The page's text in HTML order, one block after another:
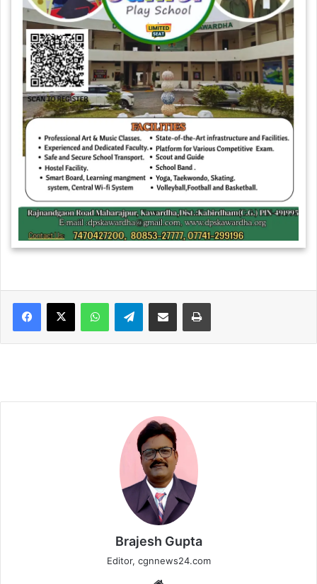
WhatsAppTelegramShare via Email Print
Brajesh Gupta
Editor, cgnnews24.com